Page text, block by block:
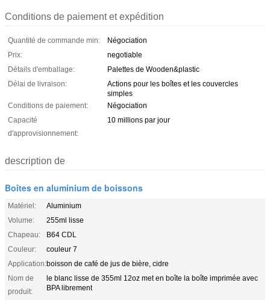
Conditions de paiement et expédition
Quantité de commande min:
Négociation
Prix:
negotiable
Détails d'emballage:
Palettes de Wooden&plastic
Délai de livraison:
Actions pour les boîtes et les couvercles
simples
Conditions de paiement:
Négociation
Capacité
d'approvisionnement:
10 millions par jour
description de
Boîtes en aluminium de boissons
Matériel:
Aluminium
Volume:
255ml lisse
Chapeau:
B64 CDL
Couleur:
couleur 7
Application:boisson de café de jus de bière, cidre
Nom de
produit:
le blanc lisse de 355ml 12oz met en boîte la boîte imprimée avec
BPA librement